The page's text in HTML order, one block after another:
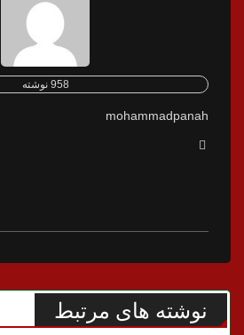
958 نوشته
mohammadpanah
نوشته های مرتبط